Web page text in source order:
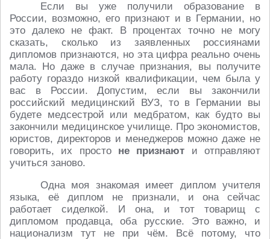
Если вы уже получили образование в
России, возможно, его признают и в Германии, но
это далеко не факт. В процентах точно не могу
сказать, сколько из заявленных россиянами
дипломов признаются, но эта цифра реально очень
мала. Но даже в случае признания, вы получите
работу гораздо низкой квалификации, чем была у
вас в России. Допустим, если вы закончили
российский медицинский ВУЗ, то в Германии вы
будете медсестрой или медбратом, как будто вы
закончили медицинское училище. Про экономистов,
юристов, директоров и менеджеров можно даже не
говорить, их просто не признают и отправляют
учиться заново.
Одна моя знакомая имеет диплом учителя
языка, её диплом не признали, и она сейчас
работает сиделкой. И она, и тот товарищ с
дипломом продавца, оба русские. Это важно, и
национализм тут не при чём. Всё потому, что